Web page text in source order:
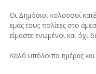
Οι Δημόσιοι κολοσσοί
εμάς τους πολίτες στο
είμαστε ενωμένοι και όχι
Καλό υπόλοιπο ημέρας